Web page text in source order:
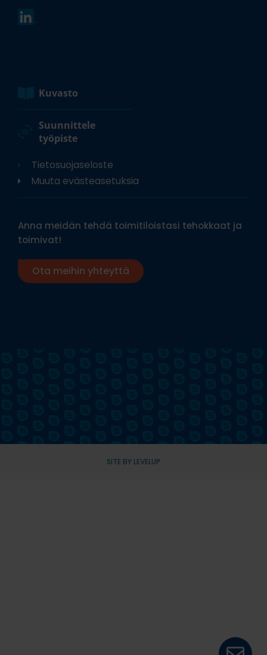
Kuvasto
Suunnittele
työpiste
Tietosuojaseloste
Muuta evästeasetuksia
Anna meidän tehdä toimitiloistasi tehokkaat ja
toimivat!
Ota meihin yhteyttä
SITE BY LEVELUP